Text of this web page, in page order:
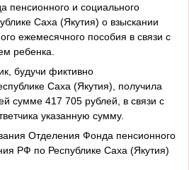
пенсионного и социального
Саха (Якутия) о взыскании
ежемесячного пособия в связи с
ребенка.
будучи фиктивно
Саха (Якутия), получила
сумме 417 705 рублей, в связи с
указанную сумму.
Отделения Фонда пенсионного
РФ по Республике Саха (Якутия)